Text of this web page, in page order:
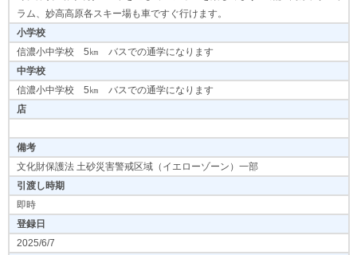
ラム、妙高高原各スキー場も車ですぐ行けます。
小学校
信濃小中学校 5㎞ バスでの通学になります
中学校
信濃小中学校 5㎞ バスでの通学になります
店
備考
文化財保護法 土砂災害警戒区域（イエローゾーン）一部
引渡し時期
即時
登録日
2025/6/7